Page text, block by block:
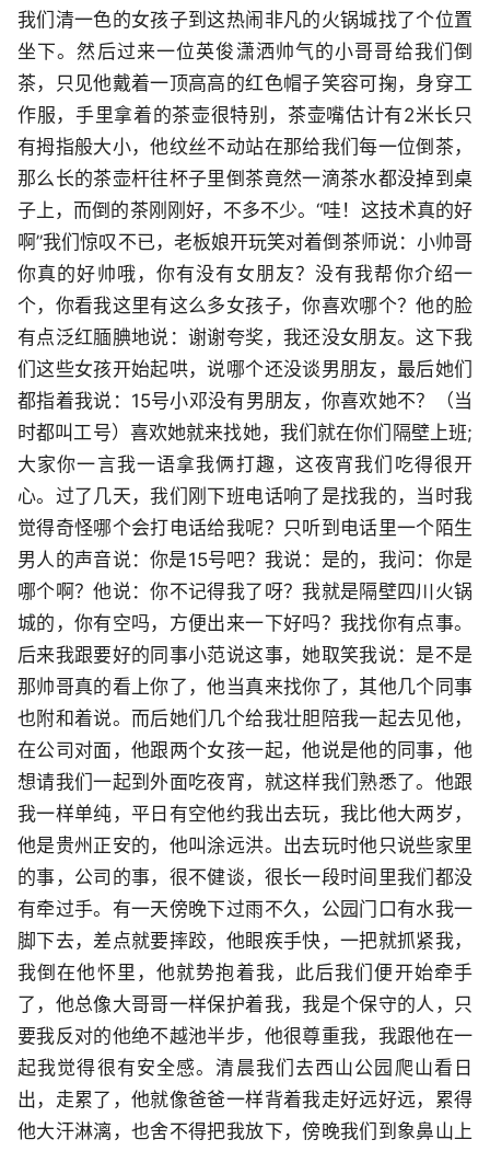
我们清一色的女孩子到这热闹非凡的火锅城找了个位置
坐下。然后过来一位英俊潇洒帅气的小哥哥给我们倒
茶，只见他戴着一顶高高的红色帽子笑容可掬，身穿工
作服，手里拿着的茶壶很特别，茶壶嘴估计有2米长只
有拇指般大小，他纹丝不动站在那给我们每一位倒茶，
那么长的茶壶杆往杯子里倒茶竟然一滴茶水都没掉到桌
子上，而倒的茶刚刚好，不多不少。“哇！这技术真的好
啊”我们惊叹不已，老板娘开玩笑对着倒茶师说：小帅哥
你真的好帅哦，你有没有女朋友？没有我帮你介绍一
个，你看我这里有这么多女孩子，你喜欢哪个？他的脸
有点泛红腼腆地说：谢谢夸奖，我还没女朋友。这下我
们这些女孩开始起哄，说哪个还没谈男朋友，最后她们
都指着我说：15号小邓没有男朋友，你喜欢她不？（当
时都叫工号）喜欢她就来找她，我们就在你们隔壁上班;
大家你一言我一语拿我俩打趣，这夜宵我们吃得很开
心。过了几天，我们刚下班电话响了是找我的，当时我
觉得奇怪哪个会打电话给我呢？只听到电话里一个陌生
男人的声音说：你是15号吧？我说：是的，我问：你是
哪个啊？他说：你不记得我了呀？我就是隔壁四川火锅
城的，你有空吗，方便出来一下好吗？我找你有点事。
后来我跟要好的同事小范说这事，她取笑我说：是不是
那帅哥真的看上你了，他当真来找你了，其他几个同事
也附和着说。而后她们几个给我壮胆陪我一起去见他，
在公司对面，他跟两个女孩一起，他说是他的同事，他
想请我们一起到外面吃夜宵，就这样我们熟悉了。他跟
我一样单纯，平日有空他约我出去玩，我比他大两岁，
他是贵州正安的，他叫涂远洪。出去玩时他只说些家里
的事，公司的事，很不健谈，很长一段时间里我们都没
有牵过手。有一天傍晚下过雨不久，公园门口有水我一
脚下去，差点就要摔跤，他眼疾手快，一把就抓紧我，
我倒在他怀里，他就势抱着我，此后我们便开始牵手
了，他总像大哥哥一样保护着我，我是个保守的人，只
要我反对的他绝不越池半步，他很尊重我，我跟他在一
起我觉得很有安全感。清晨我们去西山公园爬山看日
出，走累了，他就像爸爸一样背着我走好远好远，累得
他大汗淋漓，也舍不得把我放下，傍晚我们到象鼻山上